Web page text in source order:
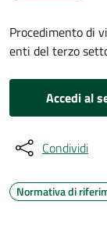
Procedimento di
enti del terzo
Accedi al
Condividi
Normativa di